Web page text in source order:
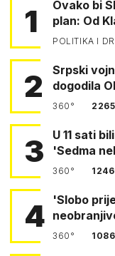
1
Ovako bi
plan: Od
POLITIKA I
2
Srpski
dogodila
360°
3
U 11 sati bili su pred Kninom.
'Sedma
360°
4
'Slobo
360°